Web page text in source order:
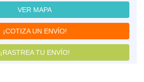
VER MAPA
¡COTIZA UN ENVÍO!
¡RASTREA TU ENVÍO!